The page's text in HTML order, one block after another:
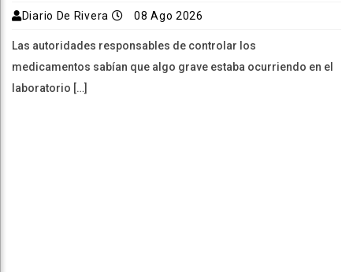
Diario De Rivera 08 Ago 2026
Las autoridades responsables de controlar los
medicamentos sabían que algo grave estaba ocurriendo en el
laboratorio […]